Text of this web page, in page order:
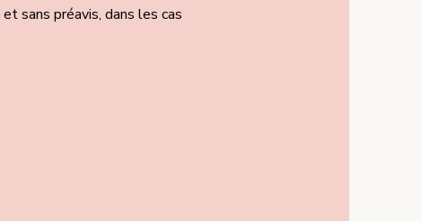
sans préavis, dans les cas